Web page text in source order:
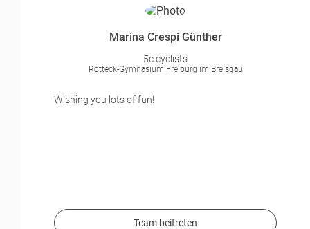
Marina Crespi Günther
5c cyclists
Rotteck-Gymnasium Freiburg im Breisgau
Wishing you lots of fun!
Team beitreten